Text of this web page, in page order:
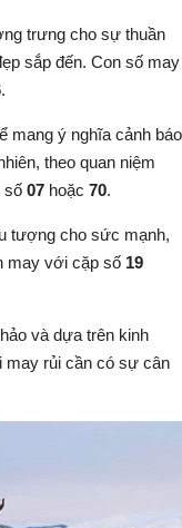
trưng cho sự thuần
sắp đến. Con số may
.
mang ý nghĩa cảnh báo
theo quan niệm
số 07 hoặc 70.
tượng cho sức mạnh,
may với cặp số 19
và dựa trên kinh
may rủi cần có sự cân